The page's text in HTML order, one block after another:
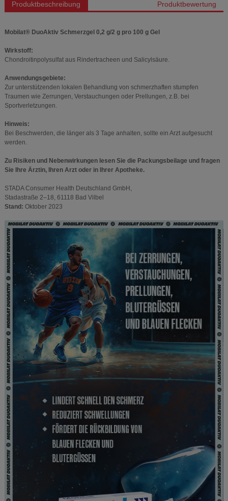
Produktbeschreibung Produktbewertung
Mobilat® DuoAktiv Schmerzgel 0,2 g/2 g pro 100 g Gel
Wirkstoff:
Chondroitinpolysulfat aus Rindertracheen und Salicylsäure.
Anwendungsgebiete:
Zur unterstützenden lokalen Behandlung von schmerzhaften stumpfen
Traumen wie Zerrungen, Verstauchungen oder Prellungen, z.B. bei
Sportverletzungen.
Hinweis:
Bei Beschwerden, die länger als 3 Tage anhalten, sollte ein Arzt aufgesucht
werden.
Zu Risiken und Nebenwirkungen lesen Sie die Packungsbeilage und fragen
Sie Ihre Ärztin, Ihren Arzt oder in Ihrer Apotheke.
STADA Consumer Health Deutschland GmbH,
Stadastraße 2–18, 61118 Bad Vilbel
Stand: Oktober 2023